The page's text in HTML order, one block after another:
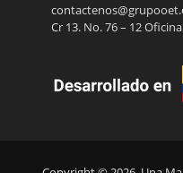
Cr 13. No. 76 – 12